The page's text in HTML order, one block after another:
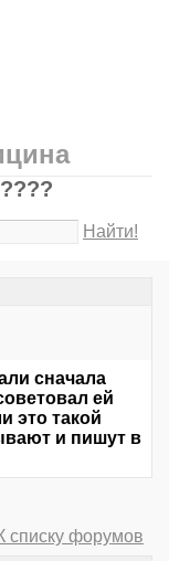
Найти!
сначала
ей
это такой
и пишут в
К списку форумов